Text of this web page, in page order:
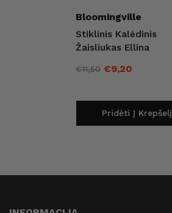
Pardavėjas:
Bloomingville
Stiklinis Kalėdinis
Žaisliukas Ellina
kaina
€11,50
kaina
€9,20
Pridėti Į Krepšelį